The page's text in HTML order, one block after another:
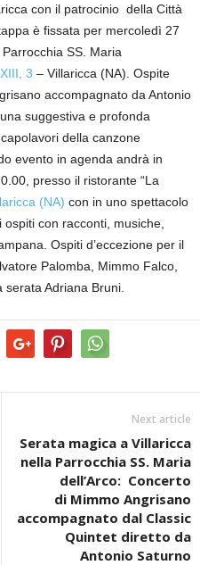
con il patrocinio della Città
è fissata per mercoledì 27
SS. Maria
3 – Villaricca (NA). Ospite
accompagnato da Antonio
suggestiva e profonda
della canzone
evento in agenda andrà in
presso il ristorante “La
(NA) con in uno spettacolo
con racconti, musiche,
Ospiti d’eccezione per il
Palomba, Mimmo Falco,
Adriana Bruni.
Next article
Serata magica a Villaricca
nella Parrocchia SS. Maria
dell’Arco: Concerto
di Mimmo Angrisano
accompagnato dal Classic
Quintet diretto da
Antonio Saturno